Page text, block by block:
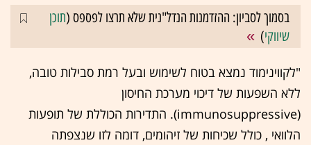
בסמוך לסביון: ההזדמנות הנדל"נית שלא תרצו לפספס (תוכן
שיווקי)
"לקווינימוד נמצא בטוח לשימוש ובעל רמת סבילות טובה,
ללא השפעות של דיכוי מערכת החיסון
(immunosuppressive). התדירות הכוללת של תופעות
הלוואי , כולל שכיחות של זיהומים, דומה לזו שנצפתה